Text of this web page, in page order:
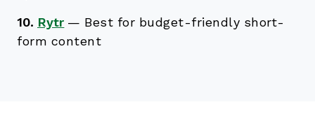
10. Rytr — Best for budget-friendly short-
form content